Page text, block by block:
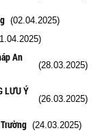
(02.04.2025)
An
(28.03.2025)
LƯU Ý
(26.03.2025)
(24.03.2025)